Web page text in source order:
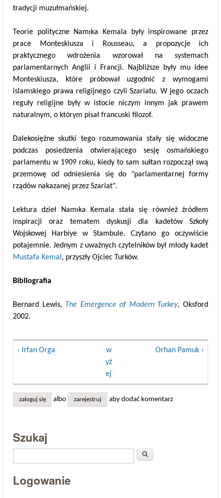
tradycji muzułmańskiej.
Teorie polityczne Namıka Kemala były inspirowane przez
prace Monteskiusza i Rousseau, a propozycje ich
praktycznego wdrożenia wzorował na systemach
parlamentarnych Anglii i Francji. Najbliższe były mu idee
Monteskiusza, które próbował uzgodnić z wymogami
islamskiego prawa religijnego czyli Szariatu. W jego oczach
reguły religijne były w istocie niczym innym jak prawem
naturalnym, o którym pisał francuski filozof.
Dalekosiężne skutki tego rozumowania stały się widoczne
podczas posiedzenia otwierającego sesję osmańskiego
parlamentu w 1909 roku, kiedy to sam sułtan rozpoczął swą
przemowę od odniesienia się do "parlamentarnej formy
rządów nakazanej przez Szariat".
Lektura dzieł Namıka Kemala stała się również źródłem
inspiracji oraz tematem dyskusji dla kadetów Szkoły
Wojskowej Harbiye w Stambule. Czytano go oczywiście
potajemnie. Jednym z uważnych czytelników był młody kadet
Mustafa Kemal , przyszły Ojciec Turków.
Bibliografia
Bernard Lewis, The Emergence of Modern Turkey, Oksford
2002.
‹ Irfan Orga
w
yż
ej
Orhan Pamuk ›
zaloguj się albo zarejestruj aby dodać komentarz
Szukaj
Logowanie